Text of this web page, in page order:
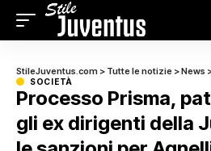
StileJuventus.com > Tutte le notizie >News
SOCIETÀ
Processo Prisma,
gli ex dirigenti della